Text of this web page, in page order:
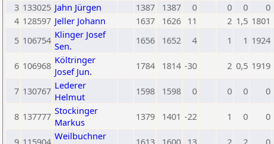
3 133025 Jahn Jürgen 1387 1387 0 0 0 0
4 128597 Jeller Johann 1637 1626 11 2 1,5 1801
5 106754 Klinger Josef
Sen.
1656 1652 4 1 1 1924
6 106968 Költringer
Josef Jun.
1784 1814 -30 2 0,5 1919
7 130767 Lederer
Helmut
1598 1598 0 0 0 0
8 137777 Stockinger
Markus
1379 1401 -22 1 0 0
9 115904 Weilbuchner
1613 1600 13 2 2 0